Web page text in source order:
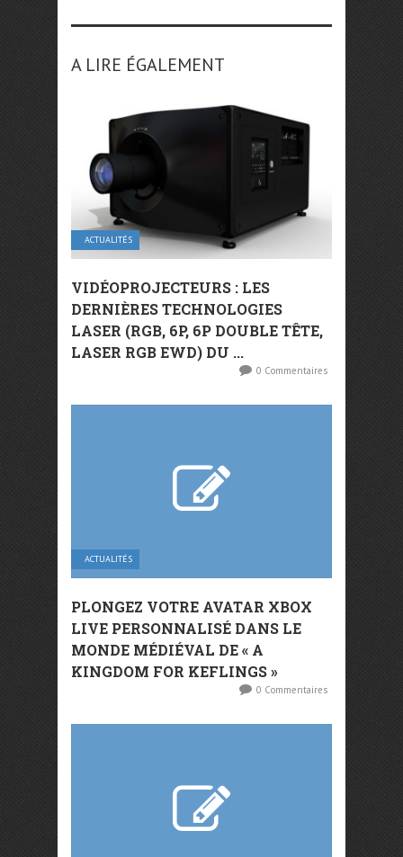
A LIRE ÉGALEMENT
ACTUALITÉS
VIDÉOPROJECTEURS : LES
DERNIÈRES TECHNOLOGIES
LASER (RGB, 6P, 6P DOUBLE TÊTE,
LASER RGB EWD) DU ...
0 Commentaires
ACTUALITÉS
PLONGEZ VOTRE AVATAR XBOX
LIVE PERSONNALISÉ DANS LE
MONDE MÉDIÉVAL DE « A
KINGDOM FOR KEFLINGS »
0 Commentaires